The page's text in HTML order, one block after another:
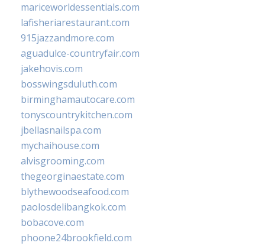
mariceworldessentials.com
lafisheriarestaurant.com
915jazzandmore.com
aguadulce-countryfair.com
jakehovis.com
bosswingsduluth.com
birminghamautocare.com
tonyscountrykitchen.com
jbellasnailspa.com
mychaihouse.com
alvisgrooming.com
thegeorginaestate.com
blythewoodseafood.com
paolosdelibangkok.com
bobacove.com
phoone24brookfield.com